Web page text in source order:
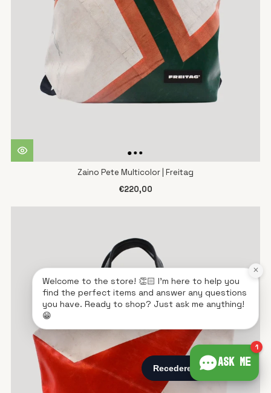
Zaino Pete Multicolor | Freitag
€220,00
Ask me
1
Welcome to the store! 👏🏻 I'm here to help you
find the perfect items and answer any questions
you have. Ready to shop? Just ask me anything!
😁
×